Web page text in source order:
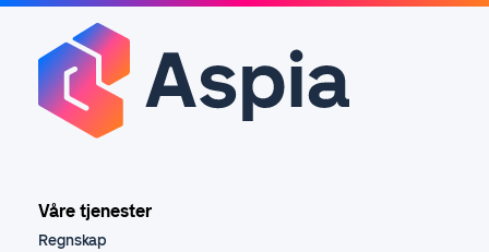
Våre tjenester
Regnskap